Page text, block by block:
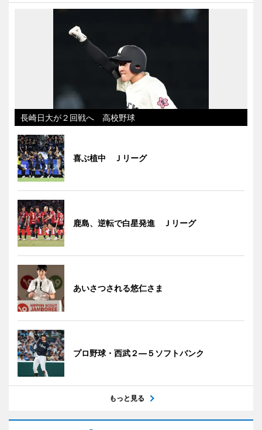
長崎日大が２回戦へ 高校野球
喜ぶ植中 Ｊリーグ
鹿島、逆転で白星発進 Ｊリーグ
あいさつされる悠仁さま
プロ野球・西武２―５ソフトバンク
もっと見る